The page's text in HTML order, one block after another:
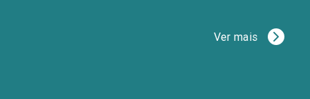
Ver mais